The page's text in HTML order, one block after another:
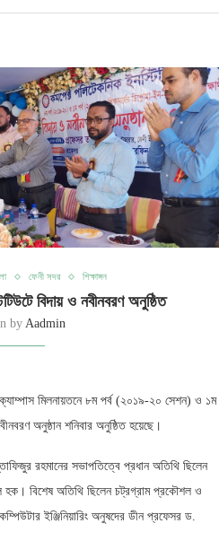
ফেনী সদর শিক্ষাঙ্গন
বিদায় ও নবীনবরণ অনুষ্ঠিত
by Aadmin
মিলনায়তনে ৮ম পর্ব (২০১৯-২০ সেশন) ও ১ম
অনুষ্ঠান শনিবার অনুষ্ঠিত হয়েছে।
রহমানের সভাপতিত্বে প্রধান অতিথি ছিলেন
হক। বিশেষ অতিথি ছিলেন চট্রগ্রাম প্রকৌশল ও
ইঞ্জিনিয়ারিং অনুষদের ডীন প্রফেসর ড.